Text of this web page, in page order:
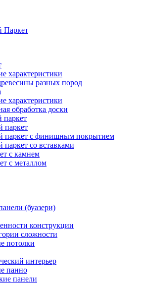
Паркет
характеристики
разных пород
характеристики
обработка доски
паркет
паркет
паркет с финишным покрытием
со вставками
с камнем
с металлом
(буазери)
конструкции
сложности
потолки
интерьер
панно
панели